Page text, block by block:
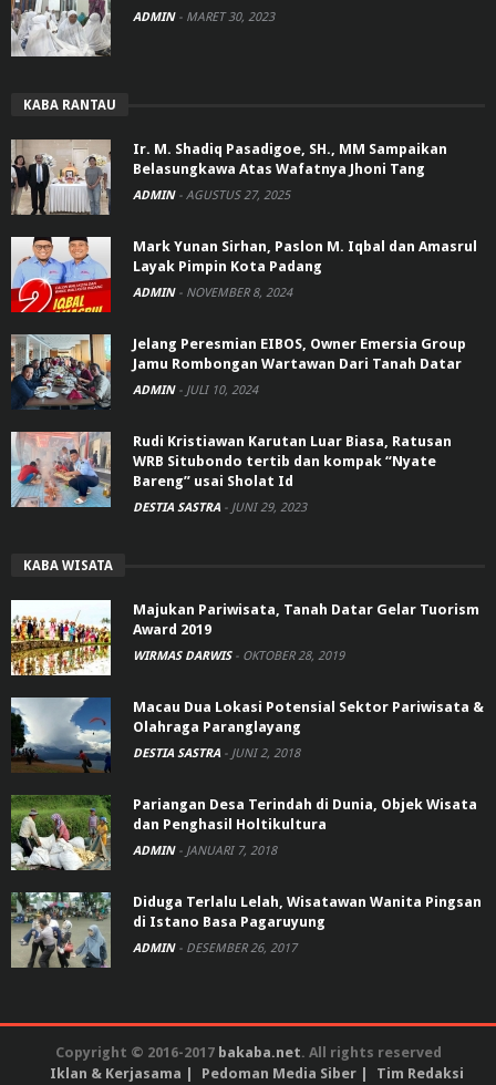
ADMIN - MARET 30, 2023
KABA RANTAU
Ir. M. Shadiq Pasadigoe, SH., MM Sampaikan
Belasungkawa Atas Wafatnya Jhoni Tang
ADMIN - AGUSTUS 27, 2025
Mark Yunan Sirhan, Paslon M. Iqbal dan Amasrul
Layak Pimpin Kota Padang
ADMIN - NOVEMBER 8, 2024
Jelang Peresmian EIBOS, Owner Emersia Group
Jamu Rombongan Wartawan Dari Tanah Datar
ADMIN - JULI 10, 2024
Rudi Kristiawan Karutan Luar Biasa, Ratusan
WRB Situbondo tertib dan kompak “Nyate
Bareng” usai Sholat Id
DESTIA SASTRA - JUNI 29, 2023
KABA WISATA
Majukan Pariwisata, Tanah Datar Gelar Tuorism
Award 2019
WIRMAS DARWIS - OKTOBER 28, 2019
Macau Dua Lokasi Potensial Sektor Pariwisata &
Olahraga Paranglayang
DESTIA SASTRA - JUNI 2, 2018
Pariangan Desa Terindah di Dunia, Objek Wisata
dan Penghasil Holtikultura
ADMIN - JANUARI 7, 2018
Diduga Terlalu Lelah, Wisatawan Wanita Pingsan
di Istano Basa Pagaruyung
ADMIN - DESEMBER 26, 2017
Copyright © 2016-2017 bakaba.net. All rights reserved
Iklan & Kerjasama
Pedoman Media Siber Tim Redaksi